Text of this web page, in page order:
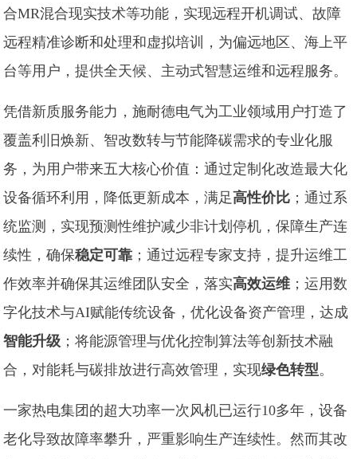
合MR混合现实技术等功能，实现远程开机调试、故障
远程精准诊断和处理和虚拟培训，为偏远地区、海上平
台等用户，提供全天候、主动式智慧运维和远程服务。
凭借新质服务能力，施耐德电气为工业领域用户打造了
覆盖利旧焕新、智改数转与节能降碳需求的专业化服
务，为用户带来五大核心价值：通过定制化改造最大化
设备循环利用，降低更新成本，满足高性价比 ；通过系
统监测，实现预测性维护减少非计划停机，保障生产连
续性，确保稳定可靠 ；通过‌远程专家支持‌，提升运维工
作效率并确保其运维团队安全，落实高效运维 ；运用数
字化技术与‌AI赋能传统设备，优化设备资产管理，达成
智能升级 ；将能源管理与‌优化控制算法等创新技术融
合，对能耗与碳排放进行高效管理，实现绿色转型。
一家热电集团的超大功率一次风机已运行10多年，设备
老化导致故障率攀升，严重影响生产连续性。然而其改